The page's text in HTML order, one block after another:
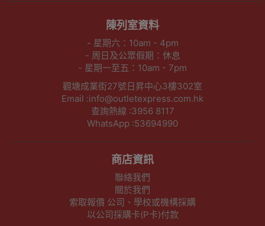
陳列室資料
- 星期六：10am - 4pm
- 周日及公眾假期：休息
- 星期一至五：10am - 7pm
觀塘成業街27號日昇中心3樓302室
Email :info@outletexpress.com.hk
查詢熱線 :3956 8117
WhatsApp :53694990
商店資訊
聯絡我們
關於我們
索取報價 公司、學校或機構採購
以公司採購卡(P卡)付款